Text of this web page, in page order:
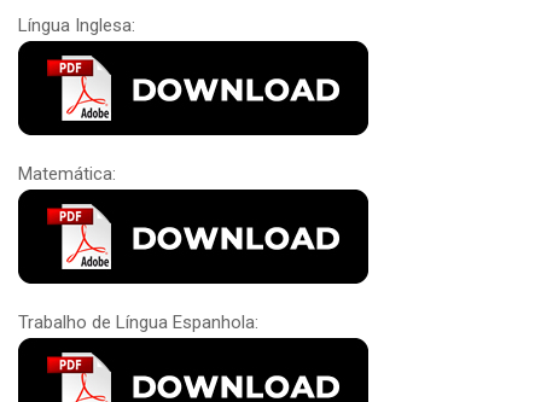
Língua Inglesa:
Matemática:
Trabalho de Língua Espanhola: